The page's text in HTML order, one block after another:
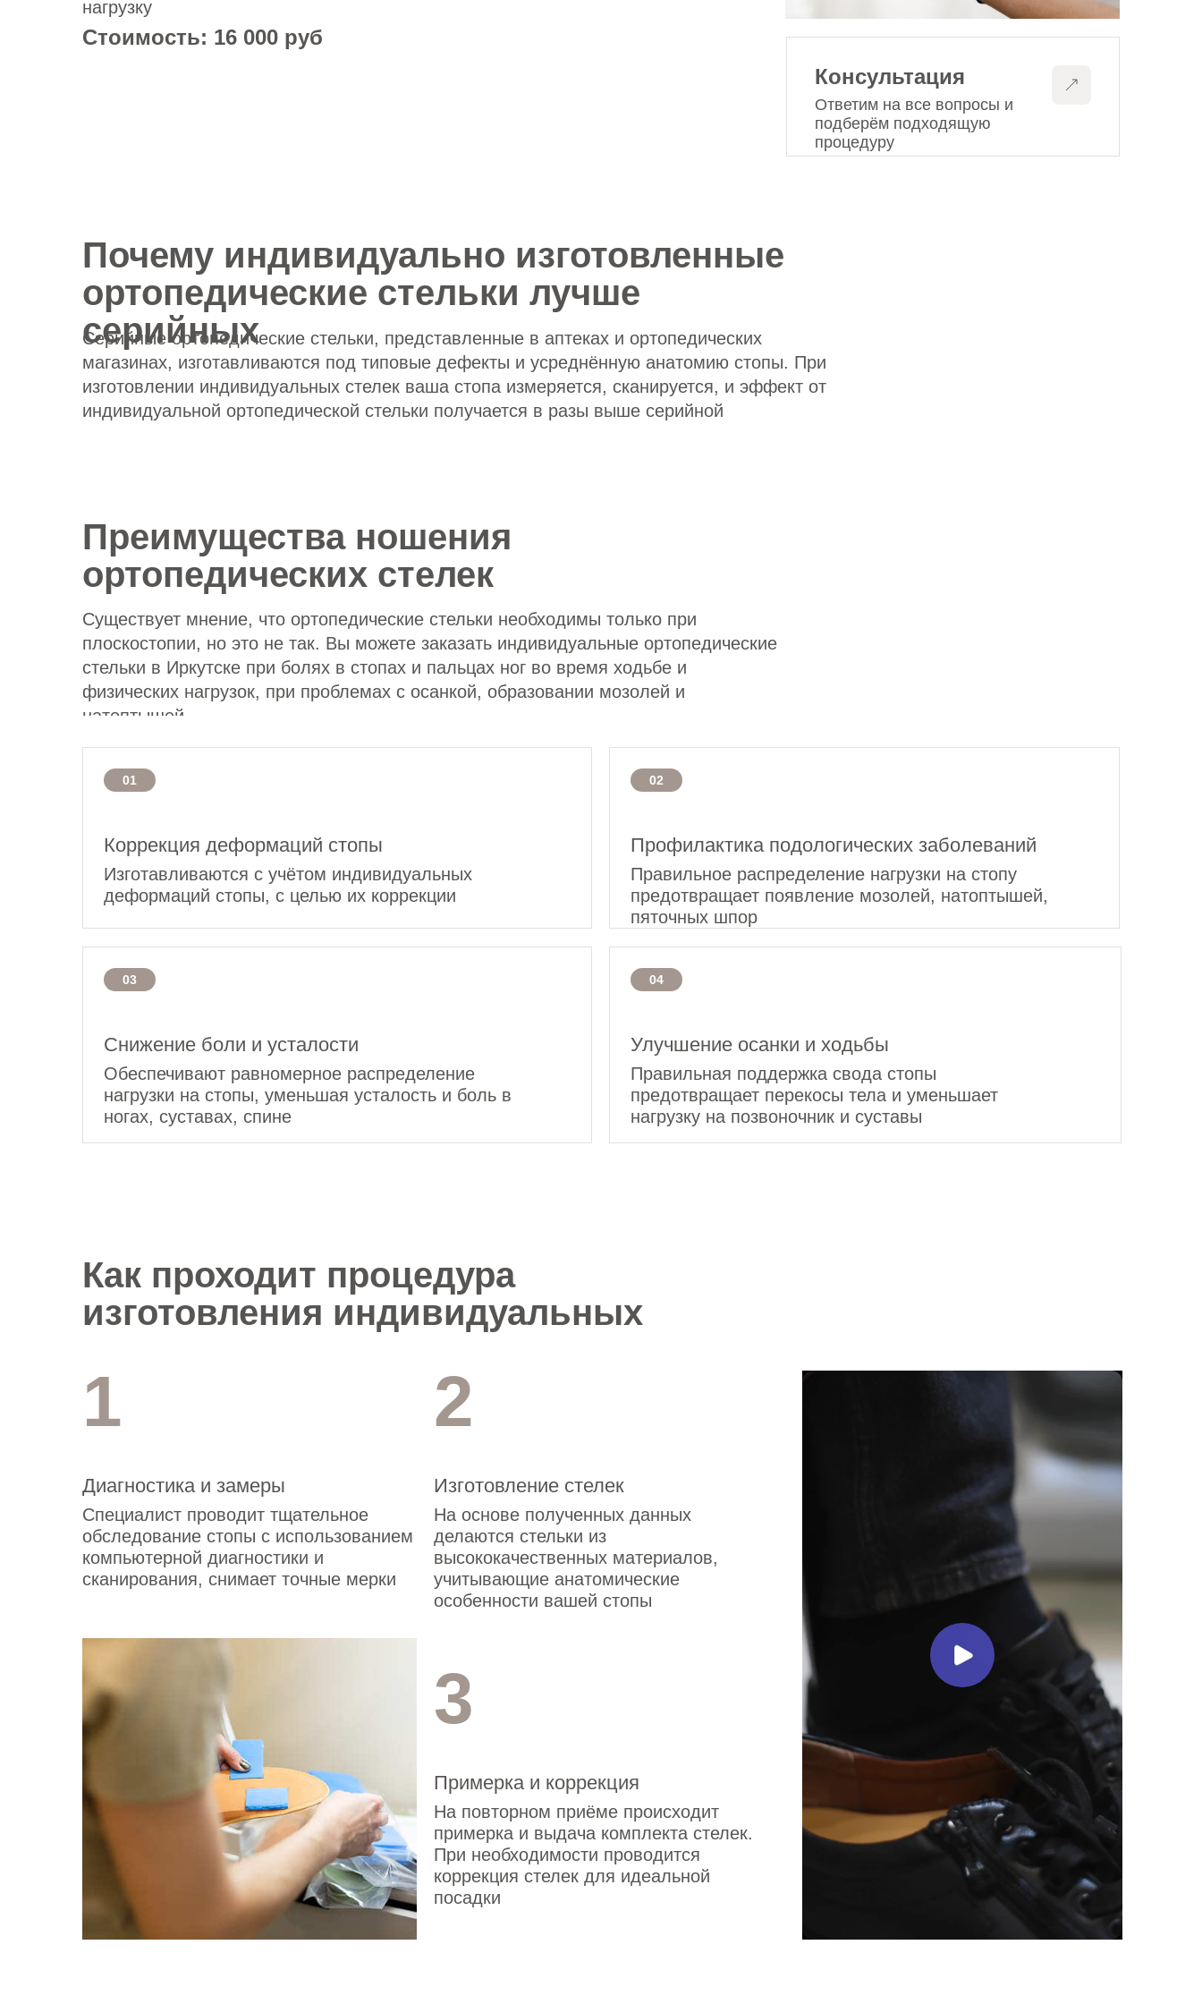
нагрузку
Консультация
Ответим на все вопросы и
подберём подходящую
процедуру
Стоимость: 16 000 руб
Почему индивидуально изготовленные
ортопедические стельки лучше
серийных
Серийные ортопедические стельки, представленные в аптеках и ортопедических
магазинах, изготавливаются под типовые дефекты и усреднённую анатомию стопы. При
изготовлении индивидуальных стелек ваша стопа измеряется, сканируется, и эффект от
индивидуальной ортопедической стельки получается в разы выше серийной
Преимущества ношения
ортопедических стелек
Существует мнение, что ортопедические стельки необходимы только при
плоскостопии, но это не так. Вы можете заказать индивидуальные ортопедические
стельки в Иркутске при болях в стопах и пальцах ног во время ходьбе и
физических нагрузок, при проблемах с осанкой, образовании мозолей и
натоптышей
Коррекция деформаций стопы
Изготавливаются с учётом индивидуальных
деформаций стопы, с целью их коррекции
01
Профилактика подологических заболеваний
Правильное распределение нагрузки на стопу
предотвращает появление мозолей, натоптышей,
пяточных шпор
02
Снижение боли и усталости
Обеспечивают равномерное распределение
нагрузки на стопы, уменьшая усталость и боль в
ногах, суставах, спине
03
Улучшение осанки и ходьбы
Правильная поддержка свода стопы
предотвращает перекосы тела и уменьшает
нагрузку на позвоночник и суставы
04
Как проходит процедура
изготовления индивидуальных
Диагностика и замеры
Специалист проводит тщательное
обследование стопы с использованием
компьютерной диагностики и
сканирования, снимает точные мерки
1
Изготовление стелек
На основе полученных данных
делаются стельки из
высококачественных материалов,
учитывающие анатомические
особенности вашей стопы
2
Примерка и коррекция
На повторном приёме происходит
примерка и выдача комплекта стелек.
При необходимости проводится
коррекция стелек для идеальной
посадки
3